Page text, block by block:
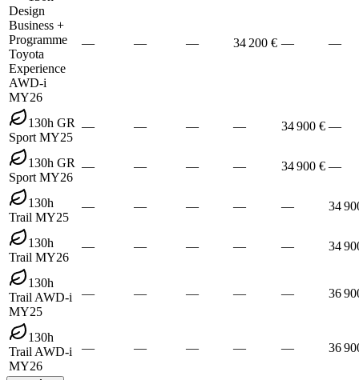
Design
Business +
Programme
Toyota
Experience
AWD-i
MY26
— — — 34 200 € — —
130h GR
Sport MY25
— — — — 34 900 € —
130h GR
Sport MY26
— — — — 34 900 € —
130h
Trail MY25
— — — — — 34
130h
Trail MY26
— — — — — 34
130h
Trail AWD-i
MY25
— — — — — 36
130h
Trail AWD-i
MY26
— — — — — 36